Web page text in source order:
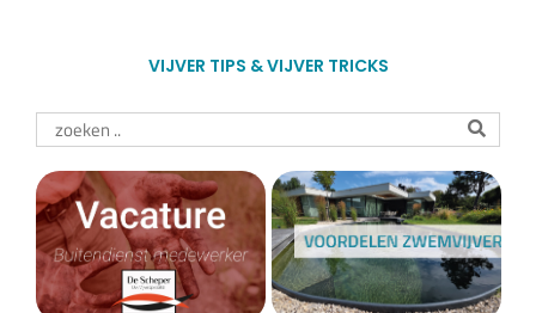
VIJVER TIPS & VIJVER TRICKS